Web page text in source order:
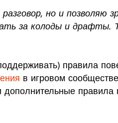
но и позволяю
за колоды и драфты.
правила
в игровом
дополнительные